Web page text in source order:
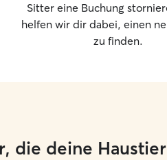
Sitter eine Buchung
helfen wir dir dabei, einen
zu finden.
die deine